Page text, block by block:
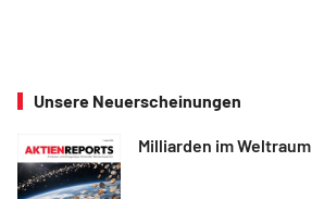
Unsere Neuerscheinungen
Milliarden im Weltraum